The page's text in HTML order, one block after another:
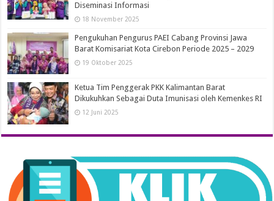
Diseminasi Informasi
18 November 2025
Pengukuhan Pengurus PAEI Cabang Provinsi Jawa
Barat Komisariat Kota Cirebon Periode 2025 – 2029
19 Oktober 2025
Ketua Tim Penggerak PKK Kalimantan Barat
Dikukuhkan Sebagai Duta Imunisasi oleh Kemenkes RI
12 Juni 2025